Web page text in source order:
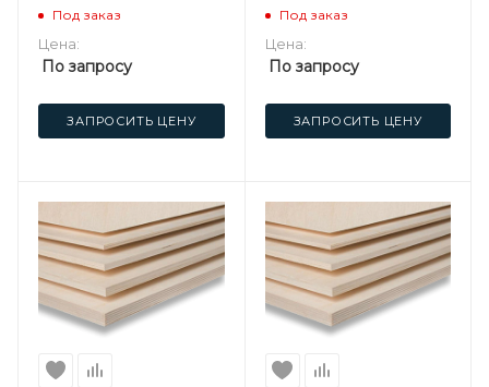
березовая
Под заказ
Цена:
По запросу
ЗАПРОСИТЬ ЦЕНУ
березовая
Под заказ
Цена:
По запросу
ЗАПРОСИТЬ ЦЕНУ